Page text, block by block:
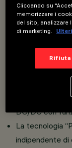
adattatore per
Realizzato in
dissipazione
L'adattatore
DC/DC con
La tecnologia
indipendente di
Cliccando su
memorizzare i
del sito, analizzare
di marketing.